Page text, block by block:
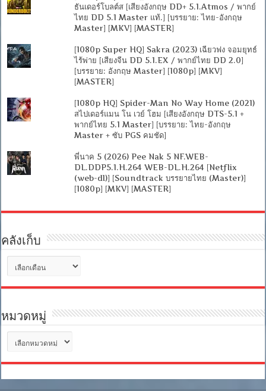
ธันเดอร์โบลต์ส [เสียงอังกฤษ DD+ 5.1.Atmos / พากย์
ไทย DD 5.1 Master แท้.] [บรรยาย: ไทย-อังกฤษ
Master] [MKV] [MASTER]
[1080p Super HQ] Sakra (2023) เฉียวฟง จอมยุทธ์
ไร้พ่าย [เสียงจีน DD 5.1.EX / พากย์ไทย DD 2.0]
[บรรยาย: อังกฤษ Master] [1080p] [MKV]
[MASTER]
[1080p HQ] Spider-Man No Way Home (2021)
สไปเดอร์แมน โน เวย์ โฮม [เสียงอังกฤษ DTS-5.1 +
พากย์ไทย 5.1 Master] [บรรยาย: ไทย-อังกฤษ
Master + ซับ PGS คมชัด]
พี่นาค 5 (2026) Pee Nak 5 NF.WEB-
DL.DDP5.1.H.264 WEB-DL.H.264 [Netflix
(web-dl)] [Soundtrack บรรยายไทย (Master)]
[1080p] [MKV] [MASTER]
คลังเก็บ
เก็บ
หมวดหมู่
หมู่